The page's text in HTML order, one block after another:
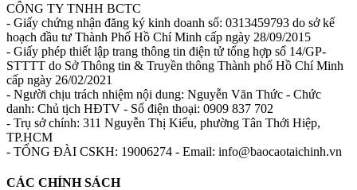
CÔNG TY TNHH BCTC
- Giấy chứng nhận đăng ký kinh doanh số: 0313459793 do sở kế
hoạch đầu tư Thành Phố Hồ Chí Minh cấp ngày 28/09/2015
- Giấy phép thiết lập trang thông tin điện tử tổng hợp số 14/GP-
STTTT do Sở Thông tin & Truyền thông Thành phố Hồ Chí Minh
cấp ngày 26/02/2021
- Người chịu trách nhiệm nội dung: Nguyễn Văn Thức - Chức
danh: Chủ tịch HĐTV - Số điện thoại: 0909 837 702
- Trụ sở chính: 311 Nguyễn Thị Kiểu, phường Tân Thới Hiệp,
TP.HCM
- TỔNG ĐÀI CSKH: 19006274 - Email: info@baocaotaichinh.vn
CÁC CHÍNH SÁCH